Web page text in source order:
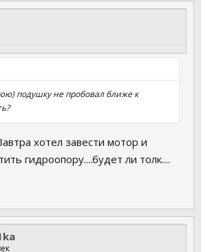
подушку не пробовал ближе к
хотел завести мотор и
гидроопору....будет ли толк....